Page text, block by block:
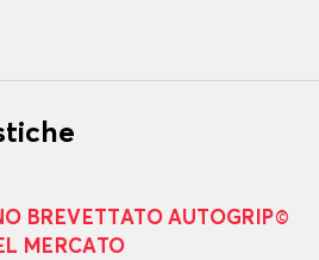
BREVETTATO AUTOGRIP©
MERCATO